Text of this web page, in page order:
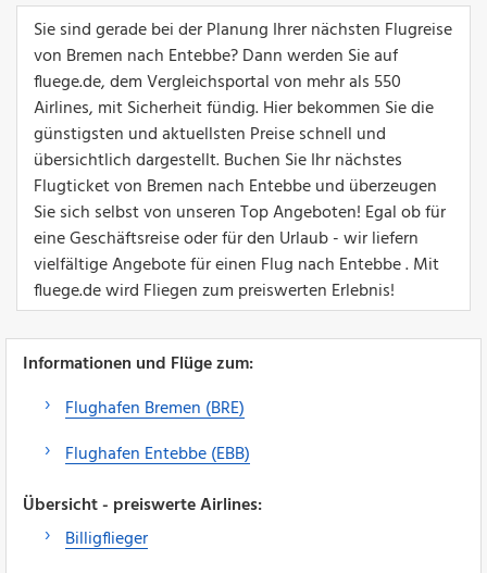
Sie sind gerade bei der Planung Ihrer nächsten Flugreise
von Bremen nach Entebbe? Dann werden Sie auf
fluege.de, dem Vergleichsportal von mehr als 550
Airlines, mit Sicherheit fündig. Hier bekommen Sie die
günstigsten und aktuellsten Preise schnell und
übersichtlich dargestellt. Buchen Sie Ihr nächstes
Flugticket von Bremen nach Entebbe und überzeugen
Sie sich selbst von unseren Top Angeboten! Egal ob für
eine Geschäftsreise oder für den Urlaub - wir liefern
vielfältige Angebote für einen Flug nach Entebbe . Mit
fluege.de wird Fliegen zum preiswerten Erlebnis!
Informationen und Flüge zum:
Flughafen Bremen (BRE)
Flughafen Entebbe (EBB)
Übersicht - preiswerte Airlines:
Billigflieger